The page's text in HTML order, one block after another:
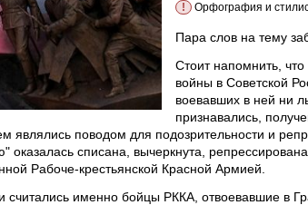
! Орфография и
Пара слов на тему
Стоит напомнить,
войны в Советской
воевавших в ней ни
признавались,
являлись поводом для подозрительности и
оказалась списана, вычеркнута,
Рабоче-крестьянской Красной Армией.
считались именно бойцы РККА, отвоевавшие в